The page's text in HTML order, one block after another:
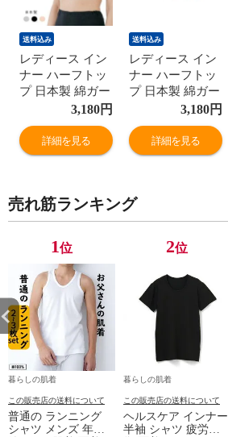
送料込み
レディース イン
ナー ハーフトッ
プ 日本製 綿ガー
ゼ 年間 スーピマ
綿100% コットン
100 ブラトップ
ノンワイヤー ナ
3,180円
詳細を見る
送料込み
レディース イン
ナー ハーフトッ
プ 日本製 綿ガー
ゼ 年間 スーピマ
綿100% コットン
100 ブラトップ
ノンワイヤー ナ
3,180円
詳細を見る
売れ筋ランキング
1位
暮らしの肌着
この販売店の送料について
普通の ランニング
シャツ メンズ 年間
2位
暮らしの肌着
この販売店の送料について
ヘルスケア インナー
半袖 シャツ 疲労回